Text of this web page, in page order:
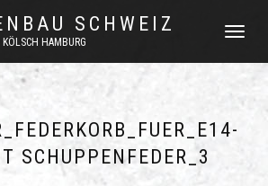
SCHWEIZ
KÖLSCH HAMBURG
SCHUPPENFEDER_3